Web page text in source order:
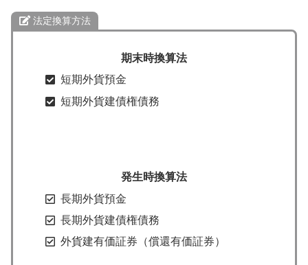
法定換算方法
期末時換算法
短期外貨預金
短期外貨建債権債務
発生時換算法
長期外貨預金
長期外貨建債権債務
外貨建有価証券（償還有価証券）